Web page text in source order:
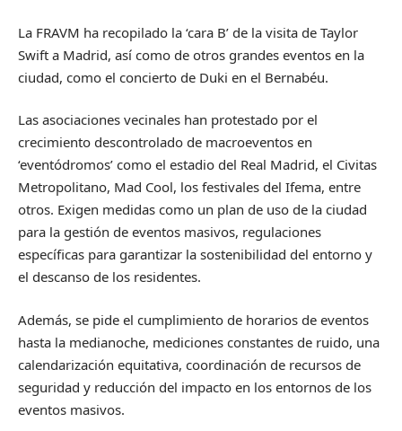
La FRAVM ha recopilado la ‘cara B’ de la visita de Taylor
Swift a Madrid, así como de otros grandes eventos en la
ciudad, como el concierto de Duki en el Bernabéu.
Las asociaciones vecinales han protestado por el
crecimiento descontrolado de macroeventos en
‘eventódromos’ como el estadio del Real Madrid, el Civitas
Metropolitano, Mad Cool, los festivales del Ifema, entre
otros. Exigen medidas como un plan de uso de la ciudad
para la gestión de eventos masivos, regulaciones
específicas para garantizar la sostenibilidad del entorno y
el descanso de los residentes.
Además, se pide el cumplimiento de horarios de eventos
hasta la medianoche, mediciones constantes de ruido, una
calendarización equitativa, coordinación de recursos de
seguridad y reducción del impacto en los entornos de los
eventos masivos.